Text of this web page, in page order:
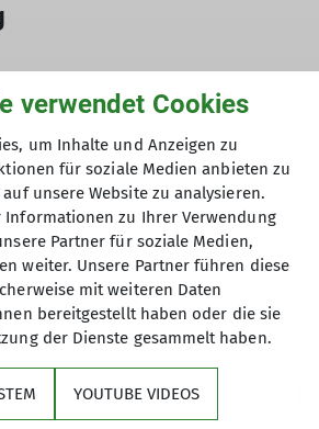
touren
- 6 Tourentage
Sesvennahütte in Südtirol,
und Engadin, auf 2256 m
an Technik und Kondition
werden
€
ca. 60 €
verwendet Cookies
um Inhalte und Anzeigen zu
für soziale Medien anbieten zu
unsere Website zu analysieren.
Informationen zu Ihrer Verwendung
Partner für soziale Medien,
weiter. Unsere Partner führen diese
mit weiteren Daten
bereitgestellt haben oder die sie
der Dienste gesammelt haben.
YOUTUBE VIDEOS